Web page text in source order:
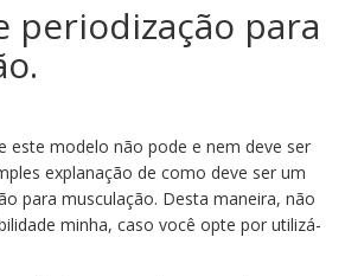
periodização para
este modelo não pode e nem deve ser
explanação de como deve ser um
para musculação. Desta maneira, não
minha, caso você opte por utilizá-